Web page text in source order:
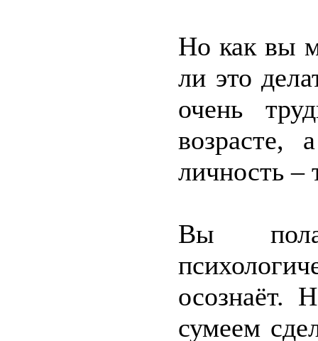
Но как вы
ли это
очень
возрасте,
личность –
Вы
осознаёт.
сумеем